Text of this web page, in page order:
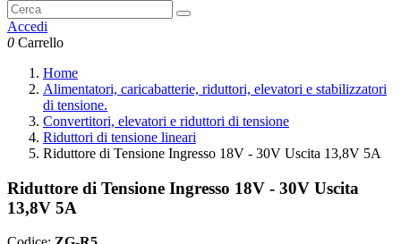
Accedi
0 Carrello
Home
Alimentatori, caricabatterie, riduttori, elevatori e stabilizzatori
di tensione.
Convertitori, elevatori e riduttori di tensione
Riduttori di tensione lineari
Riduttore di Tensione Ingresso 18V - 30V Uscita 13,8V 5A
Riduttore di Tensione Ingresso 18V - 30V Uscita
13,8V 5A